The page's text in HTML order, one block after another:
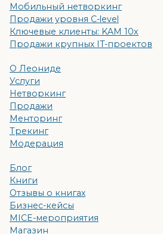
Мобильный нетворкинг
Продажи уровня C-level
Ключевые клиенты: KAM 10x
Продажи крупных IT-проектов
О Леониде
Услуги
Нетворкинг
Продажи
Менторинг
Трекинг
Модерация
Блог
Книги
Отзывы о книгах
Бизнес-кейсы
MICE-мероприятия
Магазин